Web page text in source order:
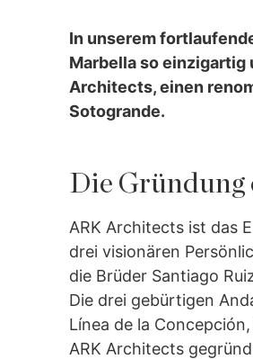
In unserem
Marbella so einzigartig
Architects, einen
Sotogrande.
Die Gründung
ARK Architects ist das
drei visionären
die Brüder Santiago
Die drei gebürtigen
Línea de la
ARK Architects